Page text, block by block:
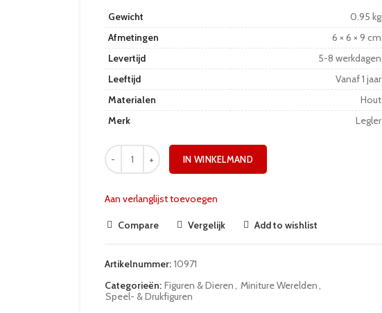
Gewicht
0.95 kg
Afmetingen
6 × 6 × 9 cm
Levertijd
5-8 werkdagen
Leeftijd
Vanaf 1 jaar
Materialen
Hout
Merk
Legler
IN WINKELMAND
Aan verlanglijst toevoegen
Compare Vergelijk Add to wishlist
Artikelnummer: 10971
Categorieën: Figuren & Dieren, Miniture Werelden,
Speel- & Drukfiguren